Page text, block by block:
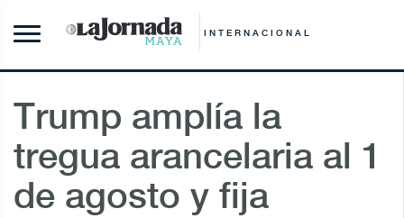
INTERNACIONAL
Trump amplía la
tregua arancelaria al 1
de agosto y fija